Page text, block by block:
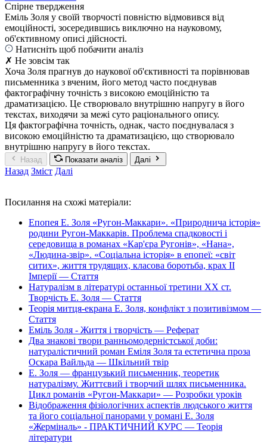
Спірне твердження
Еміль Золя у своїй творчості повністю відмовився від
емоційності, зосередившись виключно на науковому,
об'єктивному описі дійсності.
Натисніть щоб побачити аналіз
✗ Не зовсім так
Хоча Золя прагнув до наукової об'єктивності та порівнював
письменника з вченим, його метод часто поєднував
фактографічну точність з високою емоційністю та
драматизацією. Це створювало внутрішню напругу в його
текстах, виходячи за межі суто раціонального опису.
Ця фактографічна точність, однак, часто поєднувалася з
високою емоційністю та драматизацією, що створювало
внутрішню напругу в його текстах.
Назад Показати аналіз Далі
Назад Зміст Далі
Посилання на схожі матеріали:
Епопея Е. Золя «Ругон-Маккари». «Природнича історія»
родини Ругон-Маккарів. Проблема спадковості і
середовища в романах «Кар'єра Ругонів», «Нана»,
«Людина-звір». «Соціальна історія» в епопеї: «світ
ситих», життя трудящих, класова боротьба, крах ІІ
Імперії — Стаття
Натуралізм в літературі останньої третини ХХ ст.
Творчість Е. Золя — Стаття
Теорія митця-екрана Е. Золя, конфлікт з позитивізмом —
Стаття
Еміль Золя - Життя і творчість — Реферат
Два знакові твори ранньомодерністської доби:
натуралістичний роман Еміля Золя та естетична проза
Оскара Вайльда — Шкільний твір
Е. Золя — французький письменник, теоретик
натуралізму. Життєвий і творчий шлях письменника.
Цикл романів «Ругон-Маккари» — Розробки уроків
Відображення фізіологічних аспектів людського життя
та його соціальної панорами у романі Е. Золя
«Жерміналь» - ПРАКТИЧНИЙ КУРС — Теорія
літератури